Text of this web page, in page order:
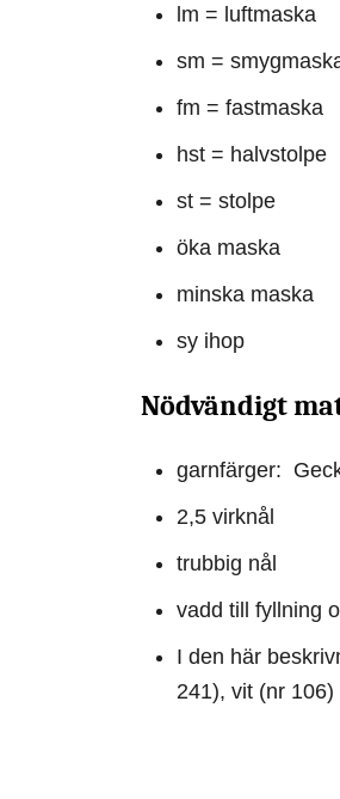
lm = luftmaska
sm =
fm = fastmaska
hst = halvstolpe
st = stolpe
öka maska
minska maska
sy ihop
Nödvändigt
garnfärger:
2,5 virknål
trubbig nål
vadd till fyllning
I den här
241), vit (nr